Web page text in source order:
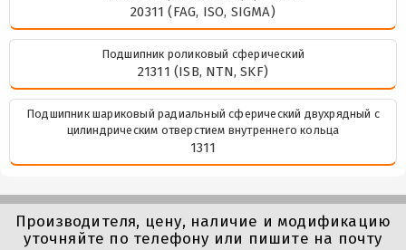
20311 (FAG, ISO, SIGMA)
Подшипник роликовый сферический
21311 (ISB, NTN, SKF)
Подшипник шариковый радиальный сферический двухрядный с
цилиндрическим отверстием внутреннего кольца
1311
Производителя, цену, наличие и модификацию
уточняйте по телефону или пишите на почту